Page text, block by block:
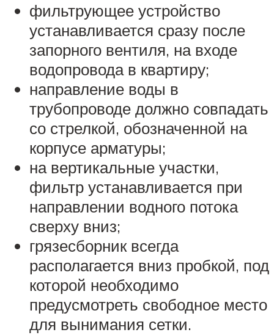
фильтрующее устройство
устанавливается сразу после
запорного вентиля, на входе
водопровода в квартиру;
направление воды в
трубопроводе должно совпадать
со стрелкой, обозначенной на
корпусе арматуры;
на вертикальные участки,
фильтр устанавливается при
направлении водного потока
сверху вниз;
грязесборник всегда
располагается вниз пробкой, под
которой необходимо
предусмотреть свободное место
для вынимания сетки.